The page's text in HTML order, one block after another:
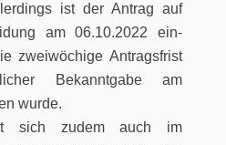
ist der Antrag auf
am 06.10.2022 ein-
zweiwöchige Antragsfrist
Bekanntgabe am
wurde.
sich zudem auch im